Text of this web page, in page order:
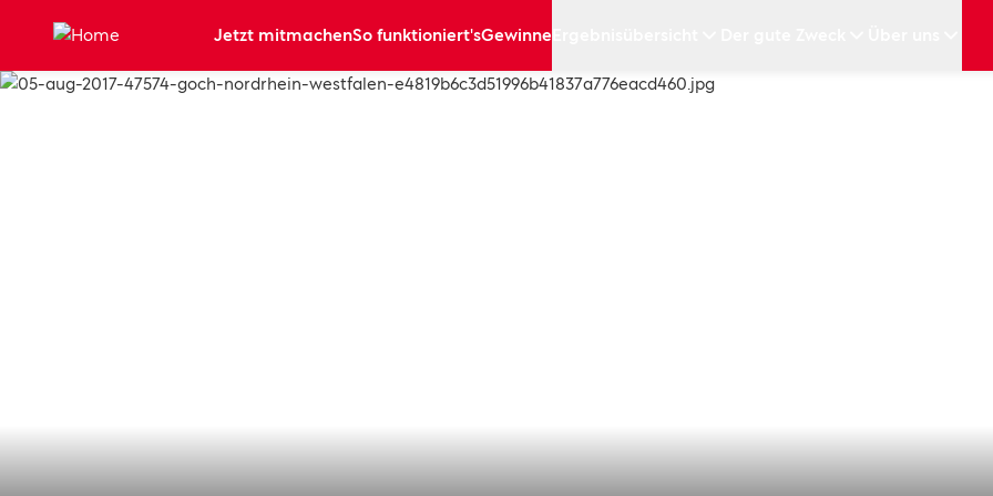
Zum Hauptinhalt springen
Jetzt mitmachenSo funktioniert'sGewinne